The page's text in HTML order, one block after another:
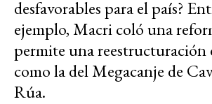
desfavorables para el país?
ejemplo, Macri coló una
permite una reestructuración
como la del Megacanje de
Rúa.